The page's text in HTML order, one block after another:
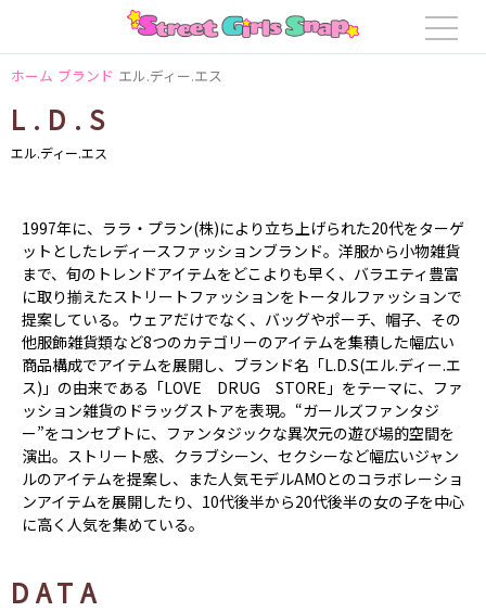
ホーム ブランド エル.ディー.エス
L.D.S
エル.ディー.エス
1997年に、ララ・プラン(株)により立ち上げられた20代をターゲ
ットとしたレディースファッションブランド。洋服から小物雑貨
まで、旬のトレンドアイテムをどこよりも早く、バラエティ豊富
に取り揃えたストリートファッションをトータルファッションで
提案している。ウェアだけでなく、バッグやポーチ、帽子、その
他服飾雑貨類など8つのカテゴリーのアイテムを集積した幅広い
商品構成でアイテムを展開し、ブランド名「L.D.S(エル.ディー.エ
ス)」の由来である「LOVE DRUG STORE」をテーマに、ファ
ッション雑貨のドラッグストアを表現。“ガールズファンタジ
ー”をコンセプトに、ファンタジックな異次元の遊び場的空間を
演出。ストリート感、クラブシーン、セクシーなど幅広いジャン
ルのアイテムを提案し、また人気モデルAMOとのコラボレーショ
ンアイテムを展開したり、10代後半から20代後半の女の子を中心
に高く人気を集めている。
DATA